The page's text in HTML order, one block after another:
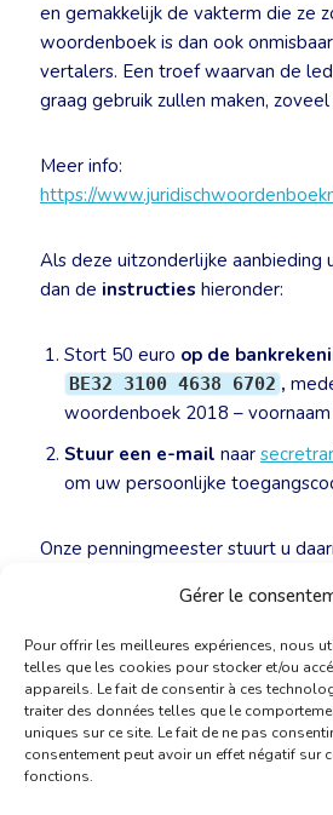
Gérer le
Pour offrir les meilleures expériences, nous
telles que les cookies pour stocker et/ou
appareils. Le fait de consentir à ces
traiter des données telles que le
uniques sur ce site. Le fait de ne pas
consentement peut avoir un effet négatif sur
fonctions.
en gemakkelijk de vakterm die ze
woordenboek is dan ook
vertalers. Een troef waarvan de
graag gebruik zullen maken, zoveel
Meer info:
https://
Als deze uitzonderlijke aanbieding
dan de instructies hieronder:
Stort 50 euro op de
BE32 3100 4638 6702 ,
woordenboek 2018 – voornaam
Stuur een e-mail naar
om uw persoonlijke
Onze penningmeester stuurt u
professionele boekhouding.